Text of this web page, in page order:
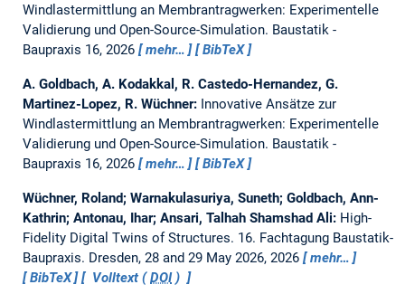
Windlastermittlung an Membrantragwerken: Experimentelle
Validierung und Open-Source-Simulation. Baustatik -
Baupraxis 16, 2026
mehr… BibTeX
A. Goldbach, A. Kodakkal, R. Castedo-Hernandez, G.
Martinez-Lopez, R. Wüchner: Innovative Ansätze zur
Windlastermittlung an Membrantragwerken: Experimentelle
Validierung und Open-Source-Simulation. Baustatik -
Baupraxis 16, 2026
mehr… BibTeX
Wüchner, Roland; Warnakulasuriya, Suneth; Goldbach, Ann-
Kathrin; Antonau, Ihar; Ansari, Talhah Shamshad Ali: High-
Fidelity Digital Twins of Structures. 16. Fachtagung Baustatik-
Baupraxis. Dresden, 28 and 29 May 2026, 2026
mehr…
BibTeX
Volltext (DOI)